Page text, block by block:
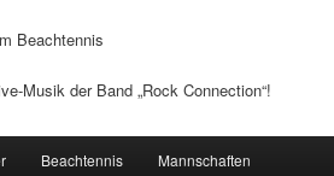
Beachtennis
Musik der Band „Rock Connection“!
Beachtennis Mannschaften